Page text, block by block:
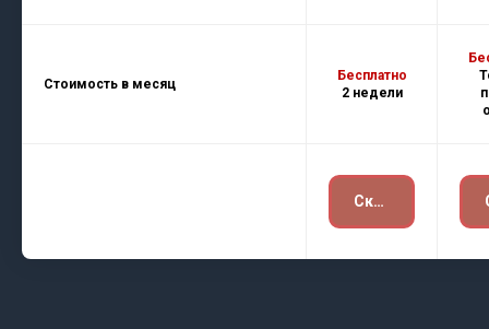
Стоимость в месяц
Бесплатно
2 недели
Скачать